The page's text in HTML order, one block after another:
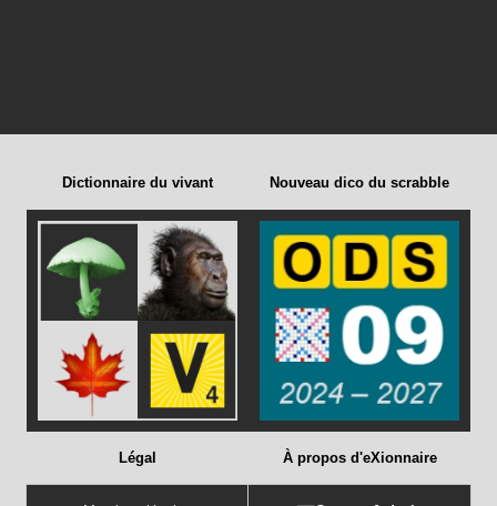
Dictionnaire du vivant Nouveau dico du scrabble
Légal À propos d'eXionnaire